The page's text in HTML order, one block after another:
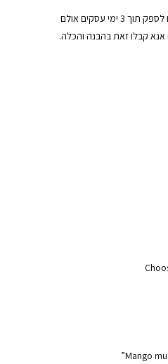
החברה עושה את מירב המאמצים לספק תוך 3 ימי עסקים אולם
אנא קבלו זאת בהבנה והכלה.